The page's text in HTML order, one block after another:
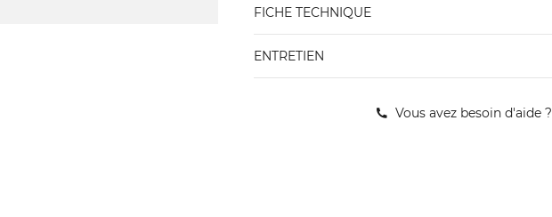
FICHE TECHNIQUE
ENTRETIEN
Vous avez besoin d'aide ?